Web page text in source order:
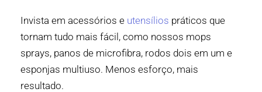
Invista em acessórios e utensílios práticos que
tornam tudo mais fácil, como nossos mops
sprays, panos de microfibra, rodos dois em um e
esponjas multiuso. Menos esforço, mais
resultado.